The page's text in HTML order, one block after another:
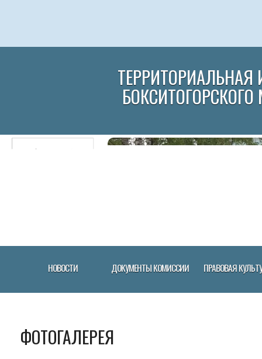
НОВОСТИ ДОКУМЕНТЫ КОМИССИИ ПРАВОВАЯ
ФОТОГАЛЕРЕЯ